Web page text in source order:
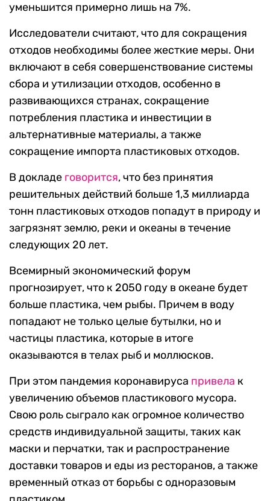
уменьшится примерно лишь на 7%.
Исследователи считают, что для сокращения
отходов необходимы более жесткие меры. Они
включают в себя совершенствование системы
сбора и утилизации отходов, особенно в
развивающихся странах, сокращение
потребления пластика и инвестиции в
альтернативные материалы, а также
сокращение импорта пластиковых отходов.
В докладе говорится, что без принятия
решительных действий больше 1,3 миллиарда
тонн пластиковых отходов попадут в природу и
загрязнят землю, реки и океаны в течение
следующих 20 лет.
Всемирный экономический форум
прогнозирует, что к 2050 году в океане будет
больше пластика, чем рыбы. Причем в воду
попадают не только целые бутылки, но и
частицы пластика, которые в итоге
оказываются в телах рыб и моллюсков.
При этом пандемия коронавируса привела к
увеличению объемов пластикового мусора.
Свою роль сыграло как огромное количество
средств индивидуальной защиты, таких как
маски и перчатки, так и распространение
доставки товаров и еды из ресторанов, а также
временный отказ от борьбы с одноразовым